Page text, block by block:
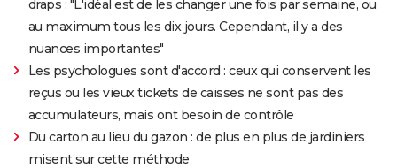
draps : "L'idéal est de les changer une fois par semaine, ou
au maximum tous les dix jours. Cependant, il y a des
nuances importantes"
Les psychologues sont d'accord : ceux qui conservent les
reçus ou les vieux tickets de caisses ne sont pas des
accumulateurs, mais ont besoin de contrôle
Du carton au lieu du gazon : de plus en plus de jardiniers
misent sur cette méthode